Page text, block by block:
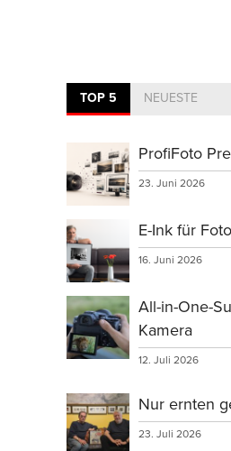
TOP 5 NEUESTE
ProfiFoto
23. Juni 2026
E-Ink für
16. Juni 2026
All-in-One-
Kamera
12. Juli 2026
Nur ernten
23. Juli 2026